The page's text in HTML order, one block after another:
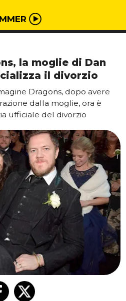
la moglie di Dan
il divorzio
Dragons, dopo avere
dalla moglie, ora è
ufficiale del divorzio